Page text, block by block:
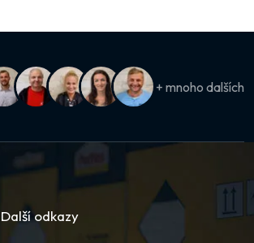
+ mnoho dalších
Další odkazy